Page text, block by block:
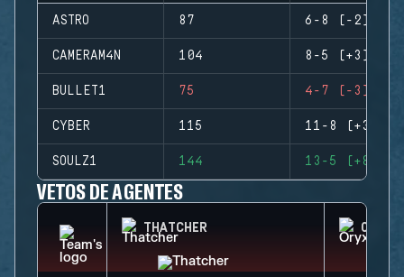
ASTRO 87 6-8 (-2)
CAMERAM4N 104 8-5 (+3)
BULLET1 75 4-7 (-3)
CYBER 115 11-8 (+3)
SOULZ1 144 13-5 (+8)
VETOS DE AGENTES
THATCHER ORYX